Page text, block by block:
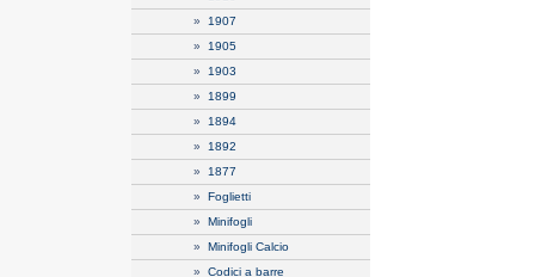
» 1907
» 1905
» 1903
» 1899
» 1894
» 1892
» 1877
» Foglietti
» Minifogli
» Minifogli Calcio
» Codici a barre